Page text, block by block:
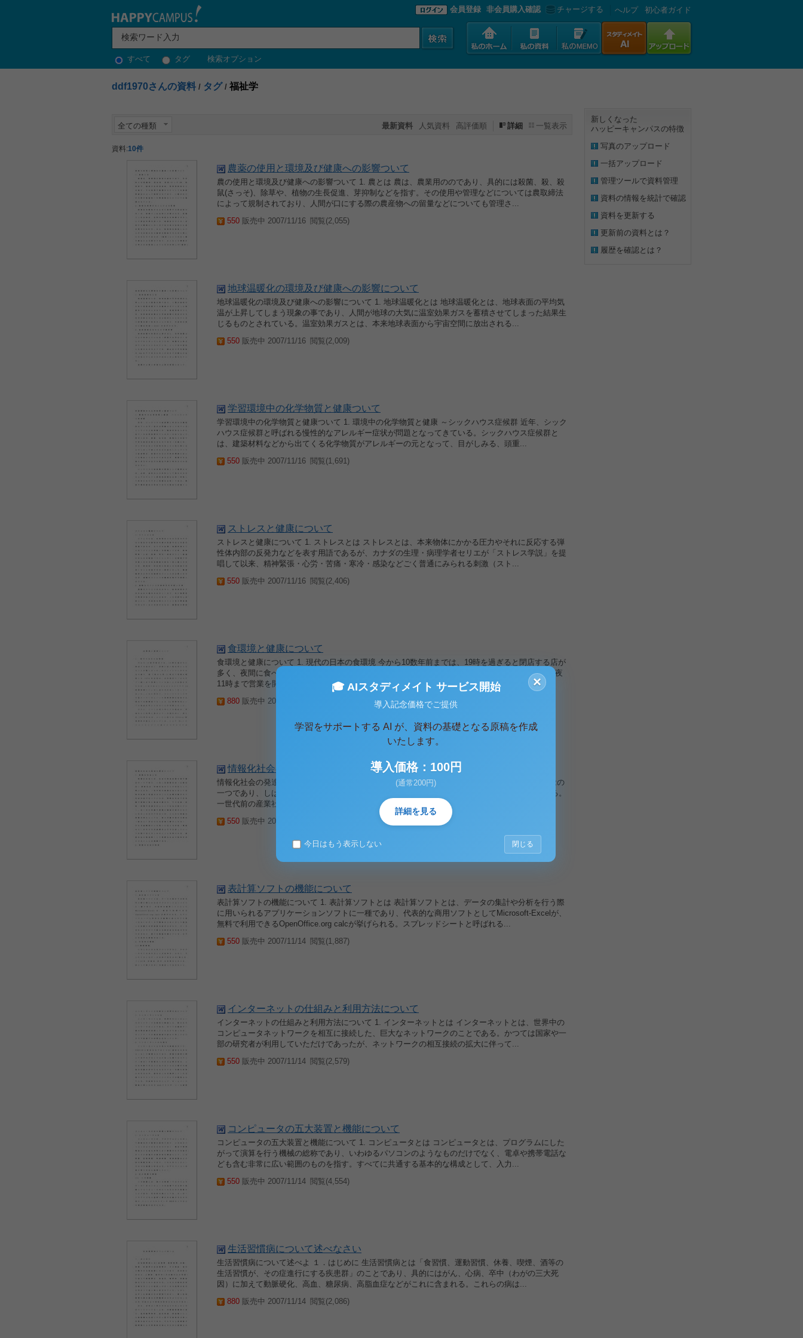
すべて タグ 検索オプション
会員登録 非会員購入確認 チャージする へルプ 初心者ガイド
ddf1970さんの資料 / タグ / 福祉学
全ての種類 最新資料 人気資料 高評価順 詳細 一覧表示
資料:10件
農薬の使用と環境及び健康への影響ついて
農の使用と環境及び健康への影響ついて 1. 農とは 農は、農業用ののであり、具的には殺菌、殺、殺
鼠(さっそ)、除草や、植物の生長促進、芽抑制などを指す。その使用や管理などについては農取締法
によって規制されており、人間が口にする際の農産物への留量などについても管理さ...
550 販売中 2007/11/16 閲覧(2,055)
地球温暖化の環境及び健康への影響について
地球温暖化の環境及び健康への影響について 1. 地球温暖化とは 地球温暖化とは、地球表面の平均気
温が上昇してしまう現象の事であり、人間が地球の大気に温室効果ガスを蓄積させてしまった結果生
じるものとされている。温室効果ガスとは、本来地球表面から宇宙空間に放出される...
550 販売中 2007/11/16 閲覧(2,009)
学習環境中の化学物質と健康ついて
学習環境中の化学物質と健康ついて 1. 環境中の化学物質と健康 ～シックハウス症候群 近年、シック
ハウス症候群と呼ばれる慢性的なアレルギー症状が問題となってきている。シックハウス症候群と
は、建築材料などから出てくる化学物質がアレルギーの元となって、目がしみる、頭重...
550 販売中 2007/11/16 閲覧(1,691)
ストレスと健康について
ストレスと健康について 1. ストレスとは ストレスとは、本来物体にかかる圧力やそれに反応する弾
性体内部の反発力などを表す用語であるが、カナダの生理・病理学者セリエが「ストレス学説」を提
唱して以来、精神緊張・心労・苦痛・寒冷・感染などごく普通にみられる刺激（スト...
550 販売中 2007/11/16 閲覧(2,406)
食環境と健康について
食環境と健康について 1. 現代の日本の食環境 今から10数年前までは、19時を過ぎると閉店する店が
多く、夜間に食べ物を手に入れることが難しかった。セブンイレブンがその名の通り、朝7時から夜
11時まで営業を開始した1974年当初は、日本国内で「ものすごく遅くまで営業している...
880 販売中 2007/11/16
情報化社会の発達の歴史について
情報化社会の発達の歴史について 1. 情報化社会とは 情報化社会とは、社会の発達段階を現す概念の
一つであり、しばしば産業社会（工業社会）、農耕社会、狩猟社会などとの対比として用いられる。
一世代前の産業社会においては物を生産し流通させることに主眼が置かれて社会が成...
550 販売中 2007/11/14
表計算ソフトの機能について
表計算ソフトの機能について 1. 表計算ソフトとは 表計算ソフトとは、データの集計や分析を行う際
に用いられるアプリケーションソフトに一種であり、代表的な商用ソフトとしてMicrosoft-Excelが、
無料で利用できるOpenOffice.org calcが挙げられる。スプレッドシートと呼ばれる...
550 販売中 2007/11/14 閲覧(1,887)
インターネットの仕組みと利用方法について
インターネットの仕組みと利用方法について 1. インターネットとは インターネットとは、世界中の
コンピュータネットワークを相互に接続した、巨大なネットワークのことである。かつては国家や一
部の研究者が利用していただけであったが、ネットワークの相互接続の拡大に伴って...
550 販売中 2007/11/14 閲覧(2,579)
コンピュータの五大装置と機能について
コンピュータの五大装置と機能について 1. コンピュータとは コンピュータとは、プログラムにした
がって演算を行う機械の総称であり、いわゆるパソコンのようなものだけでなく、電卓や携帯電話な
ども含む非常に広い範囲のものを指す。すべてに共通する基本的な構成として、入力...
550 販売中 2007/11/14 閲覧(4,554)
生活習慣病について述べなさい
生活習慣病について述べよ １．はじめに 生活習慣病とは「食習慣、運動習慣、休養、喫煙、酒等の
生活習慣が、その症進行にする疾患群」のことであり、具的にはがん、心病、卒中（わがの三大死
因）に加えて動脈硬化、高血、糖尿病、高脂血症などがこれに含まれる。これらの病は...
880 販売中 2007/11/14 閲覧(2,086)
新しくなった
ハッピーキャンパスの特徴
写真のアップロード
一括アップロード
管理ツールで資料管理
資料の情報を統計で確認
資料を更新する
更新前の資料とは？
履歴を確認とは？
×
🎓 AIスタディメイト サービス開始
導入記念価格でご提供
学習をサポートする AI が、資料の基礎となる原稿を作成
いたします。
導入価格：100円
(通常200円)
詳細を見る
今日はもう表示しない 閉じる